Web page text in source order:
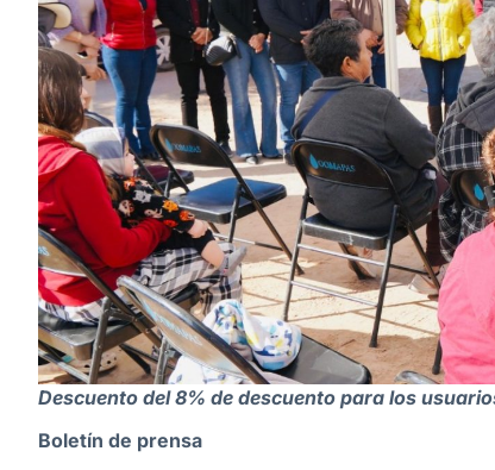
Descuento del 8% de descuento para los
Boletín de prensa